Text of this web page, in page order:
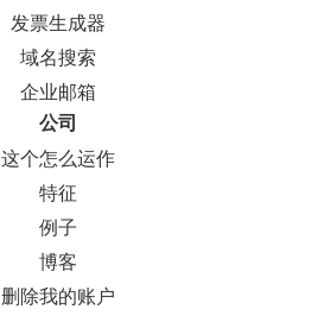
发票生成器
域名搜索
企业邮箱
公司
这个怎么运作
特征
例子
博客
删除我的账户